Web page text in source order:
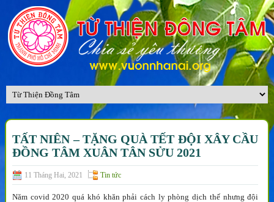
TẤT NIÊN – TẶNG QUÀ TẾT ĐỘI XÂY CẦU
ĐỒNG TÂM XUÂN TÂN SỬU 2021
11 Tháng Hai, 2021 Tin tức
Năm covid 2020 quá khó khăn phải cách ly phòng dịch thế nhưng đội